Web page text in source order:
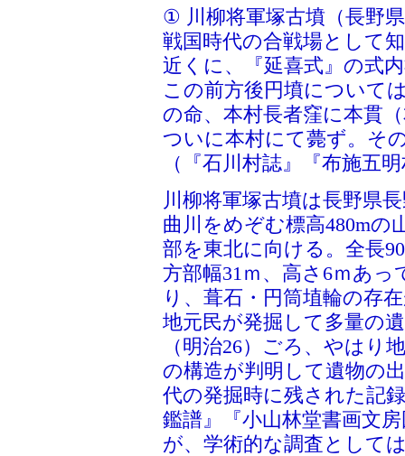
① 川柳将軍塚古墳（長野
戦国時代の合戦場として
近くに、『延喜式』の式
この前方後円墳について
の命、本村長者窪に本貫
ついに本村にて薨ず。そ
（『石川村誌』『布施五
川柳将軍塚古墳は長野県
曲川をめぞむ標高480mの
部を東北に向ける。全長
方部幅31ｍ、高さ6ｍあ
り、葺石・円筒埴輪の存
地元民が発掘して多量の
（明治26）ごろ、やはり
の構造が判明して遺物の
代の発掘時に残された記
鑑譜』『小山林堂書画文
が、学術的な調査として